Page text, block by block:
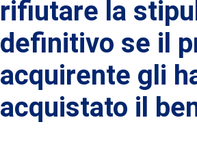
rifiutare la
definitivo se il
acquirente gli
acquistato il